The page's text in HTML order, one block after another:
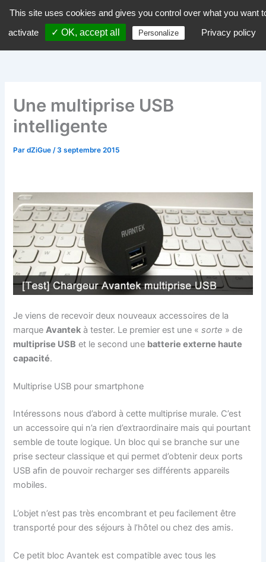
contenu
dZiGue
Une multiprise USB
intelligente
PardZiGue/3 septembre 2015
Je viens de recevoir deux nouveaux accessoires de la
marqueAvantek à tester. Le premier est une «sorte » de
multiprise USB et le second une batterie externe haute
capacité.
Multiprise USB pour smartphone
Intéressons nous d’abord à cette multiprise murale. C’est
un accessoire qui n’a rien d’extraordinaire mais qui pourtant
semble de toute logique. Un bloc qui se branche sur une
prise secteur classique et qui permet d’obtenir deux ports
USB afin de pouvoir recharger ses différents appareils
mobiles.
L’objet n’est pas très encombrant et peu facilement être
transporté pour des séjours à l’hôtel ou chez des amis.
Ce petit bloc Avantek est compatible avec tous les
This site uses cookies and gives you control over what you want
activate
✓ OK, accept all Personalize Privacy policy